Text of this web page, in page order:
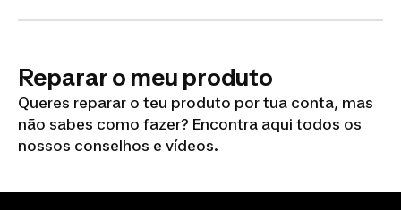
Reparar o meu produto
Queres reparar o teu produto por tua conta, mas
não sabes como fazer? Encontra aqui todos os
nossos conselhos e vídeos.